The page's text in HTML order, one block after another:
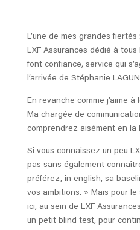
L’une de mes grandes
LXF Assurances dédié à
font confiance, service qui
l’arrivée de Stéphanie
En revanche comme j’aime
Ma chargée de
comprendrez aisément en
Si vous connaissez un peu
pas sans également
préférez, in english, sa
vos ambitions. » Mais pour
ici, au sein de LXF
un petit blind test, pour